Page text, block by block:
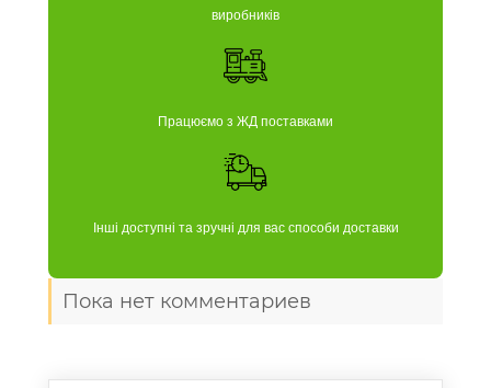
виробників
Працюємо з ЖД поставками
Інші доступні та зручні для вас способи доставки
Пока нет комментариев